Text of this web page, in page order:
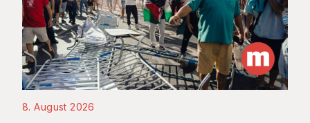
8. August 2026